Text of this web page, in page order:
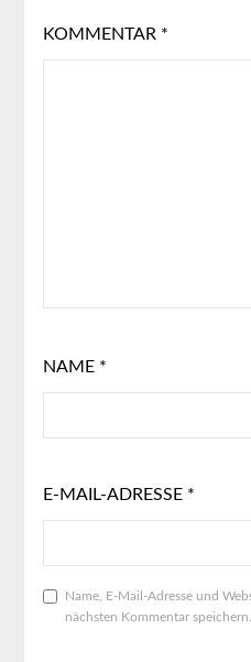
KOMMENTAR *
NAME *
E-MAIL-ADRESSE *
Name, E-Mail-Adresse und
nächsten Kommentar speichern.